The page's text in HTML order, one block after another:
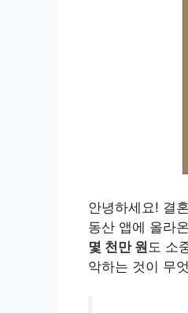
안녕하세요! 결
동산 앱에 올라
몇 천만 원 도 소
악하는 것이 무